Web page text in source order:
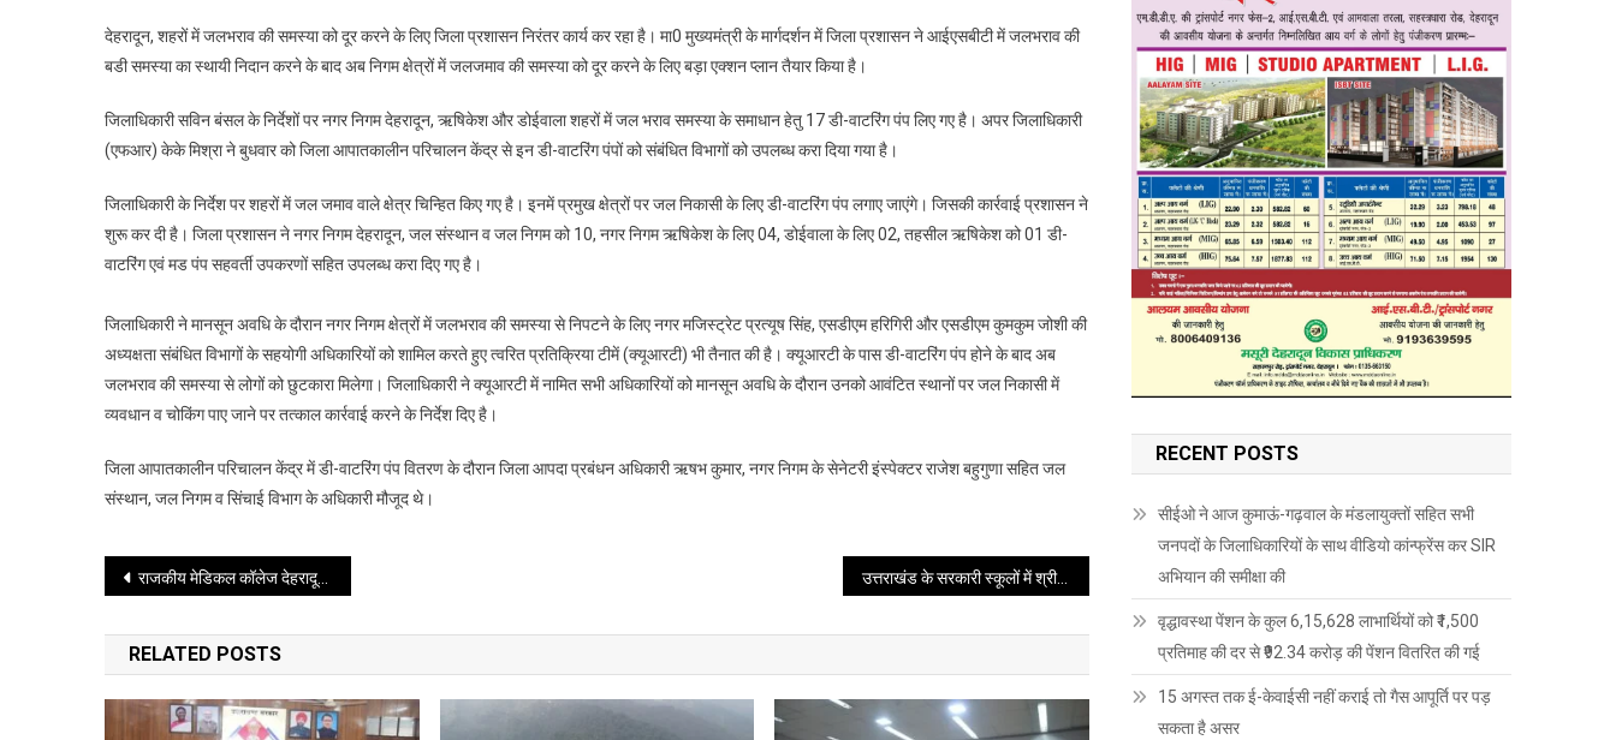
निकासी
के
जिला
प्रशासन
लिए
17
पंप,
विभागों
देहरादून, शहरों में जलभराव की समस्या को दूर करने के लिए जिला प्रशासन निरंतर कार्य कर रहा है। मा0 मुख्यमंत्री के मार्गदर्शन में जिला प्रशासन ने आईएसबीटी में जलभराव की
बडी समस्या का स्थायी निदान करने के बाद अब निगम क्षेत्रों में जलजमाव की समस्या को दूर करने के लिए बड़ा एक्शन प्लान तैयार किया है।
जिलाधिकारी सविन बंसल के निर्देशों पर नगर निगम देहरादून, ऋषिकेश और डोईवाला शहरों में जल भराव समस्या के समाधान हेतु 17 डी-वाटरिंग पंप लिए गए है। अपर जिलाधिकारी
(एफआर) केके मिश्रा ने बुधवार को जिला आपातकालीन परिचालन केंद्र से इन डी-वाटरिंग पंपों को संबंधित विभागों को उपलब्ध करा दिया गया है।
जिलाधिकारी के निर्देश पर शहरों में जल जमाव वाले क्षेत्र चिन्हित किए गए है। इनमें प्रमुख क्षेत्रों पर जल निकासी के लिए डी-वाटरिंग पंप लगाए जाएंगे। जिसकी कार्रवाई प्रशासन ने
शुरू कर दी है। जिला प्रशासन ने नगर निगम देहरादून, जल संस्थान व जल निगम को 10, नगर निगम ऋषिकेश के लिए 04, डोईवाला के लिए 02, तहसील ऋषिकेश को 01 डी-
वाटरिंग एवं मड पंप सहवर्ती उपकरणों सहित उपलब्ध करा दिए गए है।
जिलाधिकारी ने मानसून अवधि के दौरान नगर निगम क्षेत्रों में जलभराव की समस्या से निपटने के लिए नगर मजिस्ट्रेट प्रत्यूष सिंह, एसडीएम हरिगिरी और एसडीएम कुमकुम जोशी की
अध्यक्षता संबंधित विभागों के सहयोगी अधिकारियों को शामिल करते हुए त्वरित प्रतिक्रिया टीमें (क्यूआरटी) भी तैनात की है। क्यूआरटी के पास डी-वाटरिंग पंप होने के बाद अब
जलभराव की समस्या से लोगों को छुटकारा मिलेगा। जिलाधिकारी ने क्यूआरटी में नामित सभी अधिकारियों को मानसून अवधि के दौरान उनको आवंटित स्थानों पर जल निकासी में
व्यवधान व चोकिंग पाए जाने पर तत्काल कार्रवाई करने के निर्देश दिए है।
जिला आपातकालीन परिचालन केंद्र में डी-वाटरिंग पंप वितरण के दौरान जिला आपदा प्रबंधन अधिकारी ऋषभ कुमार, नगर निगम के सेनेटरी इंस्पेक्टर राजेश बहुगुणा सहित जल
संस्थान, जल निगम व सिंचाई विभाग के अधिकारी मौजूद थे।
Post
navigation
राजकीय मेडिकल कॉलेज देहरादून और हल्द्वानी में तीमारदारों के लिए विश्राम गृह बनाए जाएंगे, एम.ओ.यू. पर हस्ताक्षर उत्तराखंड के सरकारी स्कूलों में श्रीमद्भगवद्गीता पाठ को अनिवार्य किया गया
RELATED POSTS
RECENT POSTS
सीईओ ने आज कुमाऊं-गढ़वाल के मंडलायुक्तों सहित सभी
जनपदों के जिलाधिकारियों के साथ वीडियो कांन्फ्रेंस कर SIR
अभियान की समीक्षा की
वृद्धावस्था पेंशन के कुल 6,15,628 लाभार्थियों को ₹1,500
प्रतिमाह की दर से ₹92.34 करोड़ की पेंशन वितरित की गई
15 अगस्त तक ई-केवाईसी नहीं कराई तो गैस आपूर्ति पर पड़
सकता है असर